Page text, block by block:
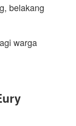
belakang
warga